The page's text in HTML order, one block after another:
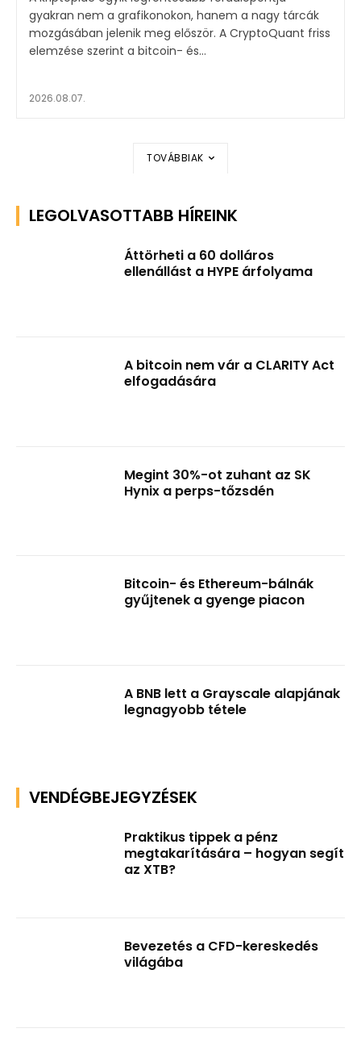
gyakran nem a grafikonokon, hanem a nagy tárcák
mozgásában jelenik meg először. A CryptoQuant friss
elemzése szerint a bitcoin- és...
2026.08.07.
TOVÁBBIAK
LEGOLVASOTTABB HÍREINK
Áttörheti a 60 dolláros
ellenállást a HYPE árfolyama
A bitcoin nem vár a CLARITY Act
elfogadására
Megint 30%-ot zuhant az SK
Hynix a perps-tőzsdén
Bitcoin- és Ethereum-bálnák
gyűjtenek a gyenge piacon
A BNB lett a Grayscale alapjának
legnagyobb tétele
VENDÉGBEJEGYZÉSEK
Praktikus tippek a pénz
megtakarítására – hogyan segít
az XTB?
Bevezetés a CFD-kereskedés
világába